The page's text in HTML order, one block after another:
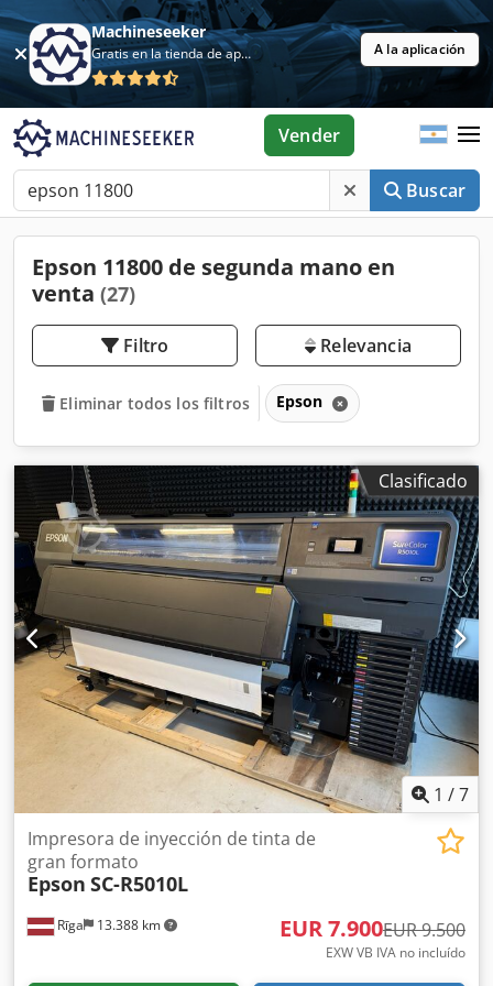
Machineseeker
Gratis en la tienda de aplicaciones A la aplicación
Buscar
Vender
Epson 11800 de segunda mano en
venta (27)
Filtro Relevancia
Eliminar todos los filtros Epson
Clasificado
1 /7
Rīga 13.388 km
Impresora de inyección de tinta de
gran formato
Epson SC-R5010L
EUR 7.900EUR 9.500
EXW VB IVA no incluído